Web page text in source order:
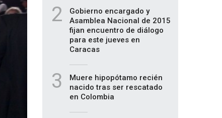
2
Gobierno encargado y
Asamblea Nacional de 2015
fijan encuentro de diálogo
para este jueves en
Caracas
3
Muere hipopótamo recién
nacido tras ser rescatado
en Colombia